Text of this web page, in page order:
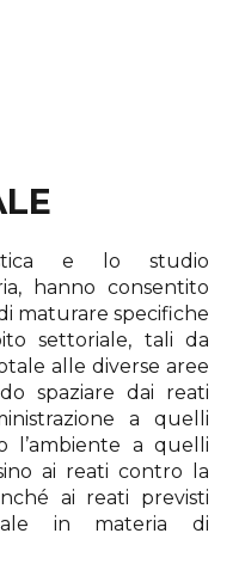
e lo studio
hanno consentito
maturare specifiche
settoriale, tali da
alle diverse aree
spaziare dai reati
a quelli
l’ambiente a quelli
ai reati contro la
ai reati previsti
in materia di